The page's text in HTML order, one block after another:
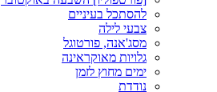
להסתכל בעיניים
צבעי לילה
מסג'אנה, פורטוגל
גלויות מאוקראינה
ימים מחוץ לזמן
נודדת